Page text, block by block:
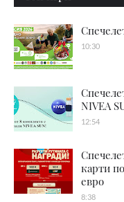
10:30
NIVEA
12:54
карти
евро
8:38